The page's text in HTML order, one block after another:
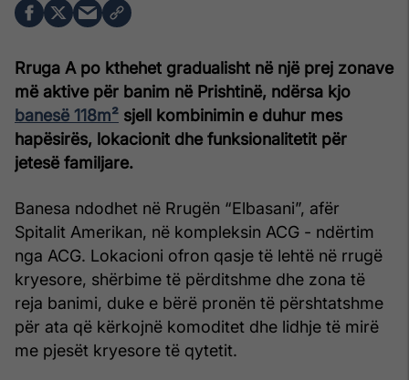
Rruga A po kthehet gradualisht në një prej zonave
më aktive për banim në Prishtinë, ndërsa kjo
banesë 118m² sjell kombinimin e duhur mes
hapësirës, lokacionit dhe funksionalitetit për
jetesë familjare.
Banesa ndodhet në Rrugën “Elbasani”, afër
Spitalit Amerikan, në kompleksin ACG - ndërtim
nga ACG. Lokacioni ofron qasje të lehtë në rrugë
kryesore, shërbime të përditshme dhe zona të
reja banimi, duke e bërë pronën të përshtatshme
për ata që kërkojnë komoditet dhe lidhje të mirë
me pjesët kryesore të qytetit.